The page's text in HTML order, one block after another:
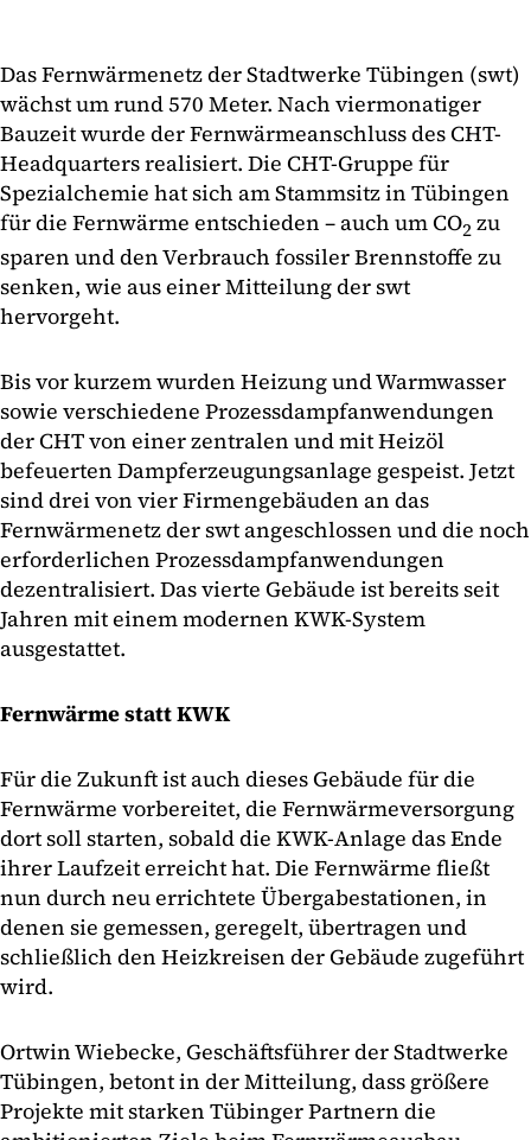
Das Fernwärmenetz der Stadtwerke Tübingen (swt)
wächst um rund 570 Meter. Nach viermonatiger
Bauzeit wurde der Fernwärmeanschluss des CHT-
Headquarters realisiert. Die CHT-Gruppe für
Spezialchemie hat sich am Stammsitz in Tübingen
für die Fernwärme entschieden – auch um CO2zu
sparen und den Verbrauch fossiler Brennstoffe zu
senken, wie aus einer Mitteilung der swt
hervorgeht.
Bis vor kurzem wurden Heizung und Warmwasser
sowie verschiedene Prozessdampfanwendungen
der CHT von einer zentralen und mit Heizöl
befeuerten Dampferzeugungsanlage gespeist. Jetzt
sind drei von vier Firmengebäuden an das
Fernwärmenetz der swt angeschlossen und die noch
erforderlichen Prozessdampfanwendungen
dezentralisiert. Das vierte Gebäude ist bereits seit
Jahren mit einem modernen KWK-System
ausgestattet.
Fernwärme statt KWK
Für die Zukunft ist auch dieses Gebäude für die
Fernwärme vorbereitet, die Fernwärmeversorgung
dort soll starten, sobald die KWK-Anlage das Ende
ihrer Laufzeit erreicht hat. Die Fernwärme fließt
nun durch neu errichtete Übergabestationen, in
denen sie gemessen, geregelt, übertragen und
schließlich den Heizkreisen der Gebäude zugeführt
wird.
Ortwin Wiebecke, Geschäftsführer der Stadtwerke
Tübingen, betont in der Mitteilung, dass größere
Projekte mit starken Tübinger Partnern die